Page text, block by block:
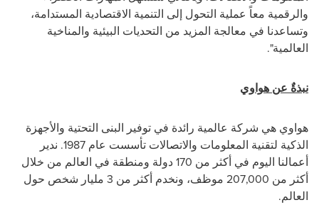
والرقمية معاً عملية التحول إلى التنمية الاقتصادية المستدامة،
وتساعدنا في معالجة المزيد من التحديات البيئية والمناخية
العالمية."
نبذةٌ عن هواوي
هواوي هي شركة عالمية رائدة في توفير البنى التحتية والأجهزة
الذكية لتقنية المعلومات والاتصالات تأسست عام 1987.
ندير
أعمالنا اليوم في أكثر من 170 دولة ومنطقة في العالم من خلال
أكثر من 207,000
موظف، ونخدم أكثر من 3 مليار شخص حول
العالم.